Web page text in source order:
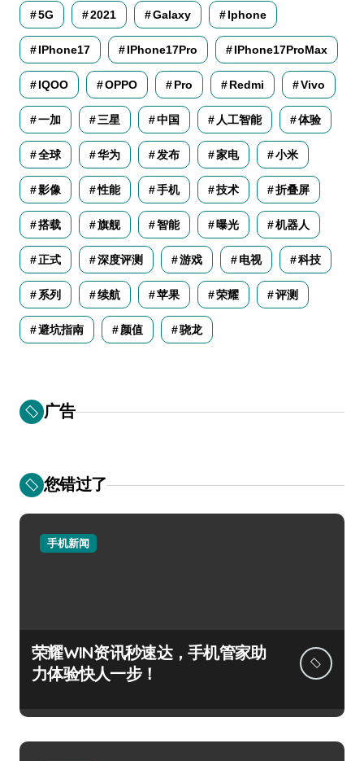
5G 2021 Galaxy Iphone
IPhone17 IPhone17Pro IPhone17ProMax
IQOO OPPO Pro Redmi Vivo
一加 三星 中国 人工智能 体验
全球 华为 发布 家电 小米
影像 性能 手机 技术 折叠屏
搭载 旗舰 智能 曝光 机器人
正式 深度评测 游戏 电视 科技
系列 续航 苹果 荣耀 评测
避坑指南 颜值 骁龙
广告
您错过了
手机新闻
荣耀WIN资讯秒速达，手机管家助
力体验快人一步！